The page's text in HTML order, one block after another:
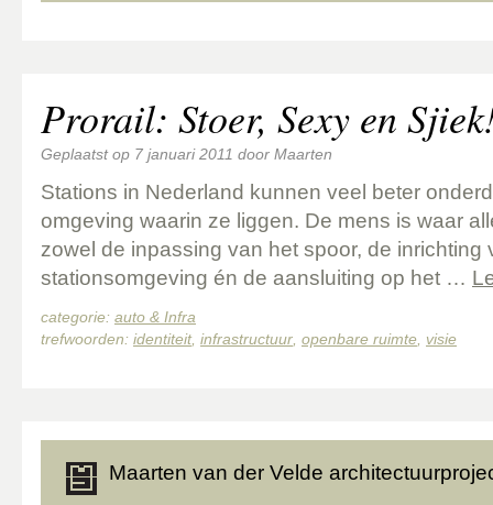
Prorail: Stoer, Sexy en
Geplaatst op 7 januari 2011 door Maarten
Stations in Nederland kunnen veel beter
omgeving waarin ze liggen. De mens is waar
zowel de inpassing van het spoor, de inrichting
stationsomgeving én de aansluiting op het …
categorie: auto & Infra
trefwoorden: identiteit, infrastructuur openbare ruimte visie
Maarten van der Velde